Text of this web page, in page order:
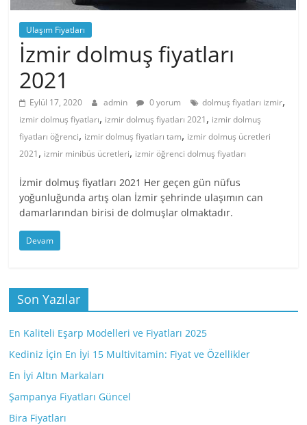
Ulaşım Fiyatları
İzmir dolmuş fiyatları
2021
Eylül 17, 2020 admin 0 yorum dolmuş fiyatları izmir,
izmir dolmuş fiyatları, izmir dolmuş fiyatları 2021, izmir dolmuş
fiyatları öğrenci, izmir dolmuş fiyatları tam, izmir dolmuş ücretleri
2021, izmir minibüs ücretleri, izmir öğrenci dolmuş fiyatları
İzmir dolmuş fiyatları 2021 Her geçen gün nüfus
yoğunluğunda artış olan İzmir şehrinde ulaşımın can
damarlarından birisi de dolmuşlar olmaktadır.
Devam
Son Yazılar
En Kaliteli Eşarp Modelleri ve Fiyatları 2025
Kediniz İçin En İyi 15 Multivitamin: Fiyat ve Özellikler
En İyi Altın Markaları
Şampanya Fiyatları Güncel
Bira Fiyatları